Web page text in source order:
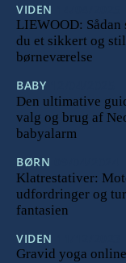
VIDEN
LIEWOOD: Sådan
du et sikkert og
børneværelse
BABY
Den ultimative
valg og brug af
babyalarm
BØRN
Klatrestativer:
udfordringer og
fantasien
VIDEN
Gravid yoga online